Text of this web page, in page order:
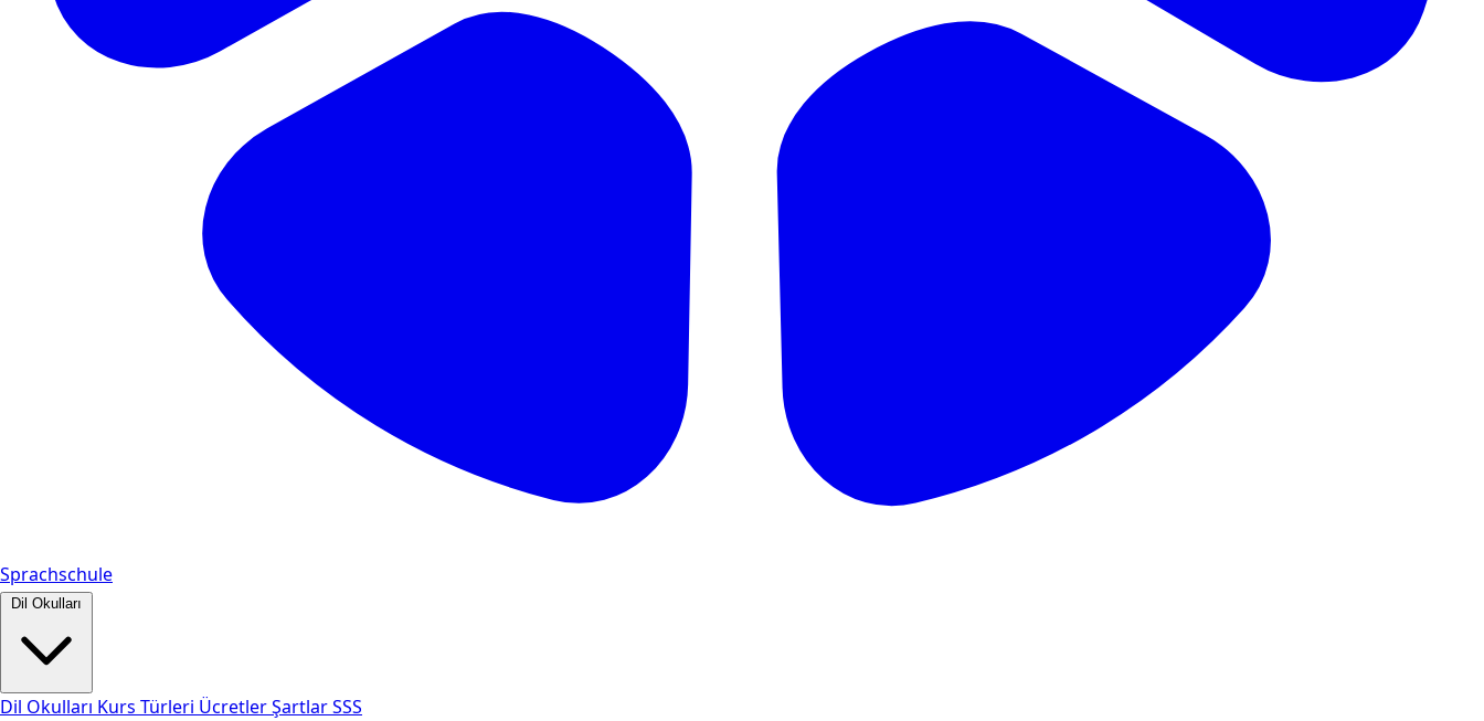
Sprachschule
Dil Okulları
Dil Okulları Kurs Türleri ÜcretlerŞartlarSSS